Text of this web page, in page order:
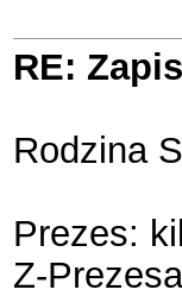
RE:
Rodzina
Prezes:
Z-